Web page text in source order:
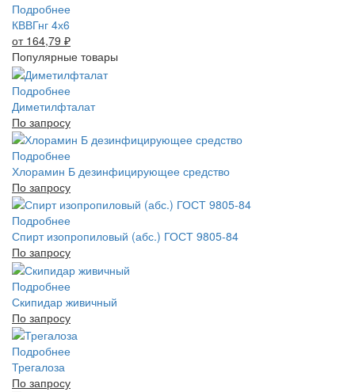
Подробнее
КВВГнг 4х6
от 164,79 ₽
Популярные товары
Подробнее
Диметилфталат
По запросу
Подробнее
Хлорамин Б дезинфицирующее средство
По запросу
Подробнее
Спирт изопропиловый (абс.) ГОСТ 9805-84
По запросу
Подробнее
Скипидар живичный
По запросу
Подробнее
Трегалоза
По запросу